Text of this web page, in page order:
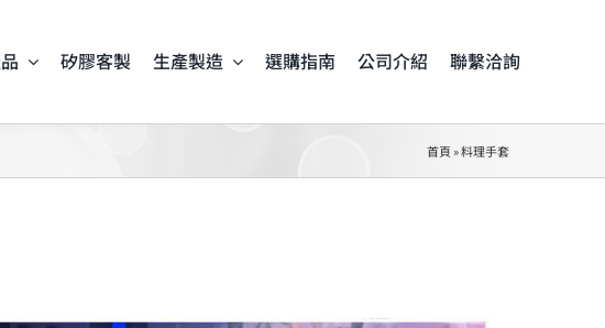
矽膠客製 生產製造 選購指南 公司介紹 聯繫洽詢
首頁 »料理手套